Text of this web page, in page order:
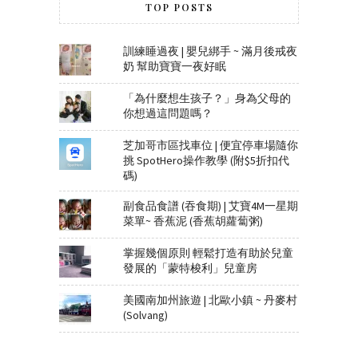
TOP POSTS
訓練睡過夜 | 嬰兒綁手 ~ 滿月後戒夜
奶 幫助寶寶一夜好眠
「為什麼想生孩子？」身為父母的
你想過這問題嗎？
芝加哥市區找車位 | 便宜停車場隨你
挑 SpotHero操作教學 (附$5折扣代
碼)
副食品食譜 (吞食期) | 艾寶4M一星期
菜單~ 香蕉泥 (香蕉胡蘿蔔粥)
掌握幾個原則 輕鬆打造有助於兒童
發展的「蒙特梭利」兒童房
美國南加州旅遊 | 北歐小鎮 ~ 丹麥村
(Solvang)